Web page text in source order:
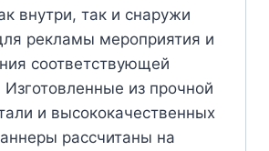
внутри, так и снаружи
рекламы мероприятия и
соответствующей
из прочной
и высококачественных
рассчитаны на